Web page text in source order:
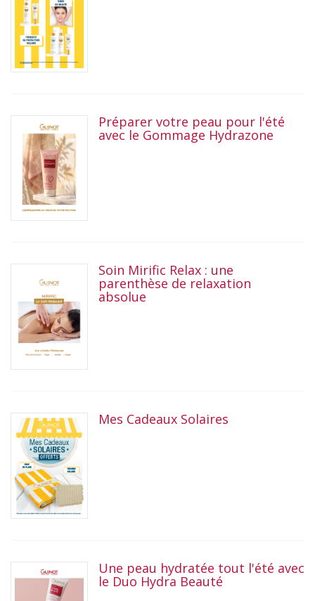
Préparer votre peau pour l'été
avec le Gommage Hydrazone
Soin Mirific Relax : une
parenthèse de relaxation
absolue
Mes Cadeaux Solaires
Une peau hydratée tout l'été avec
le Duo Hydra Beauté